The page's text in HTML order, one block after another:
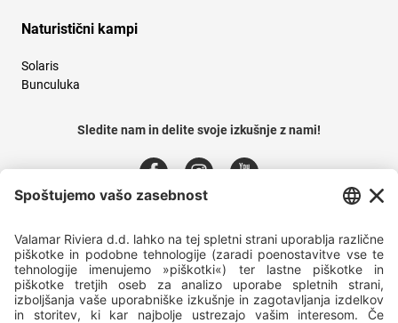
Naturistični kampi
Solaris
Bunculuka
Sledite nam in delite svoje izkušnje z nami!